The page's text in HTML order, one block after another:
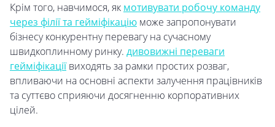
Крім того, навчимося, як мотивувати робочу команду
через філії та гейміфікацію може запропонувати
бізнесу конкурентну перевагу на сучасному
швидкоплинному ринку. дивовижні переваги
гейміфікаціївиходять за рамки простих розваг,
впливаючи на основні аспекти залучення працівників
та суттєво сприяючи досягненню корпоративних
цілей.